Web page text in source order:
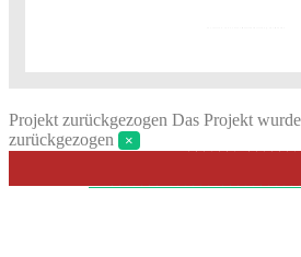
Projekt zurückgezogen Das Projekt
zurückgezogen
×